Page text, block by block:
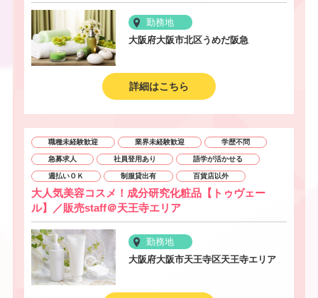
勤務地
大阪府大阪市北区うめだ阪急
詳細はこちら
職種未経験歓迎 業界未経験歓迎 学歴不問
急募求人 社員登用あり 語学が活かせる
週払いＯＫ 制服貸出有 百貨店以外
大人気美容コスメ！成分研究化粧品【トゥヴェー
ル】／販売staff＠天王寺エリア
勤務地
大阪府大阪市天王寺区天王寺エリア